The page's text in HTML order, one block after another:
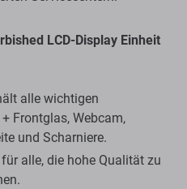
LCD-Display Einheit
alle wichtigen
Frontglas, Webcam,
und Scharniere.
alle, die hohe Qualität zu